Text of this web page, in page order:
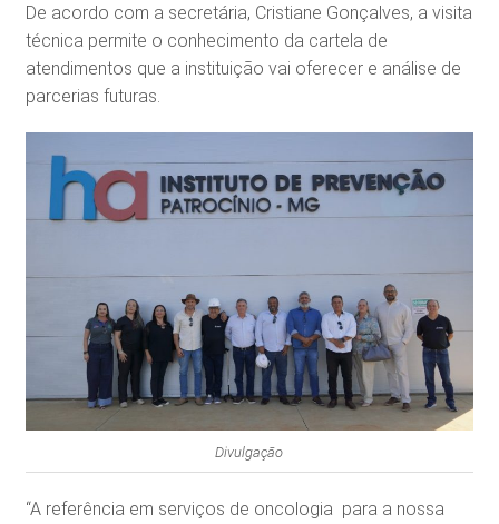
De acordo com a secretária, Cristiane Gonçalves, a visita
técnica permite o conhecimento da cartela de
atendimentos que a instituição vai oferecer e análise de
parcerias futuras.
Divulgação
“A referência em serviços de oncologia para a nossa